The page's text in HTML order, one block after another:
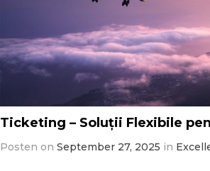
Ticketing – Soluții Flexibile
Posten on September 27, 2025 in